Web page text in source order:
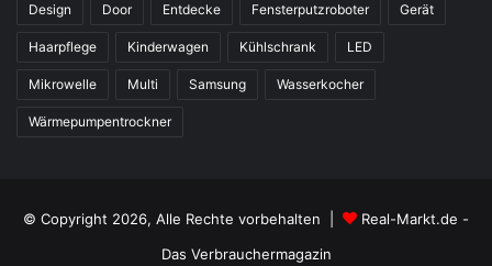
Design Door Entdecke Fensterputzroboter Gerät
Haarpflege Kinderwagen Kühlschrank LED
Mikrowelle Multi Samsung Wasserkocher
Wärmepumpentrockner
© Copyright 2026, Alle Rechte vorbehalten |
Real-Markt.de -
Das Verbrauchermagazin